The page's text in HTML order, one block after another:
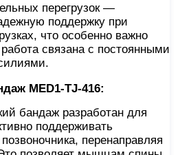
перегрузок —
поддержку при
что особенно важно
связана с постоянными
MED1-TJ-416:
бандаж разработан для
поддерживать
перенаправляя